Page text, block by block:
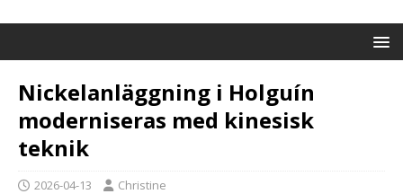
Nickelanläggning i Holguín
moderniseras med kinesisk
teknik
2026-04-13 Christine